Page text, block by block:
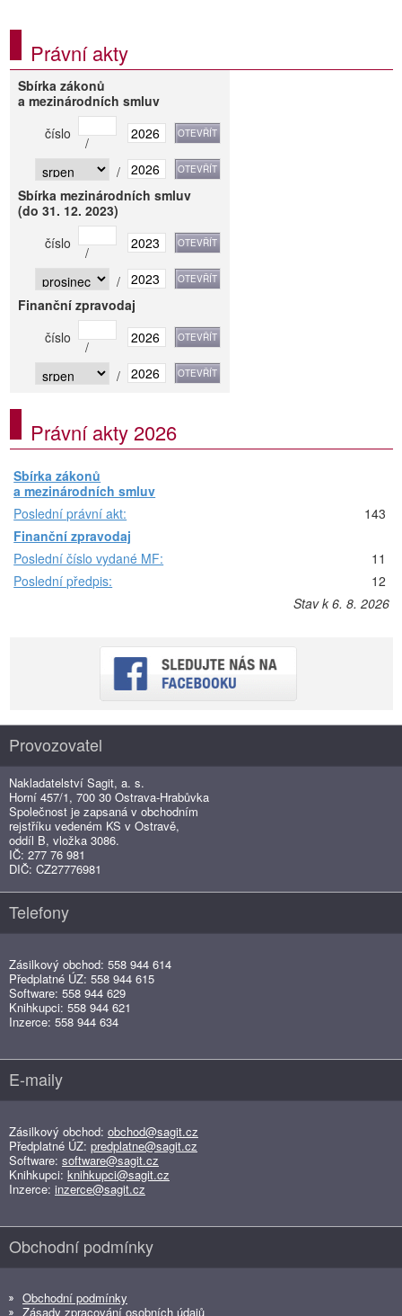
Právní akty
Sbírka zákonů
a mezinárodních smluv
číslo
/
/
Sbírka mezinárodních smluv
(do 31. 12. 2023)
číslo
/
/
Finanční zpravodaj
číslo
/
/
Právní akty 2026
Sbírka zákonů
a mezinárodních smluv
Poslední právní akt:
143
Finanční zpravodaj
Poslední číslo vydané MF:
11
Poslední předpis:
12
Stav k 6. 8. 2026
Provozovatel
Nakladatelství Sagit, a. s.
Horní 457/1, 700 30 Ostrava-Hrabůvka
Společnost je zapsaná v obchodním
rejstříku vedeném KS v Ostravě,
oddíl B, vložka 3086.
IČ: 277 76 981
DIČ: CZ27776981
Telefony
Zásilkový obchod: 558 944 614
Předplatné ÚZ: 558 944 615
Software: 558 944 629
Knihkupci: 558 944 621
Inzerce: 558 944 634
E-maily
Zásilkový obchod: obchod@sagit.cz
Předplatné ÚZ: predplatne@sagit.cz
Software: software@sagit.cz
Knihkupci: knihkupci@sagit.cz
Inzerce: inzerce@sagit.cz
Obchodní podmínky
Obchodní podmínky
Zásady zpracování osobních údajů